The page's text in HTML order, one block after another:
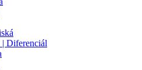
Diferenciál